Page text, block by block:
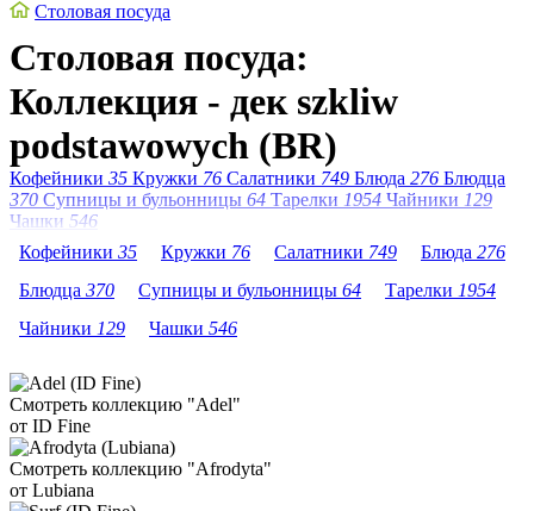
Столовая посуда
Столовая посуда:
Коллекция - дек szkliw
podstawowych (BR)
Кофейники 35 Кружки 76 Салатники 749 Блюда 276 Блюдца
370 Супницы и бульонницы 64 Тарелки 1954 Чайники 129
Чашки 546
Кофейники 35 Кружки 76 Салатники 749 Блюда 276
Блюдца 370 Супницы и бульонницы 64 Тарелки 1954
Чайники 129 Чашки 546
Смотреть коллекцию "Adel"
от ID Fine
Смотреть коллекцию "Afrodyta"
от Lubiana